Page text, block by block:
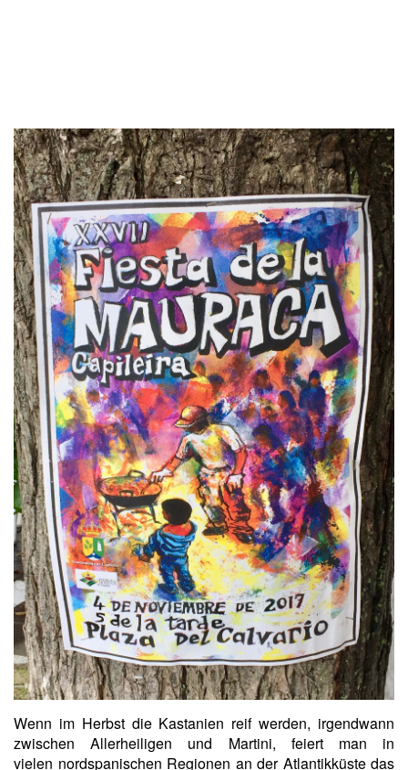
Wenn im Herbst die Kastanien reif werden, irgendwann
zwischen Allerheiligen und Martini, feiert man in
vielen nordspanischen Regionen an der Atlantikküste das